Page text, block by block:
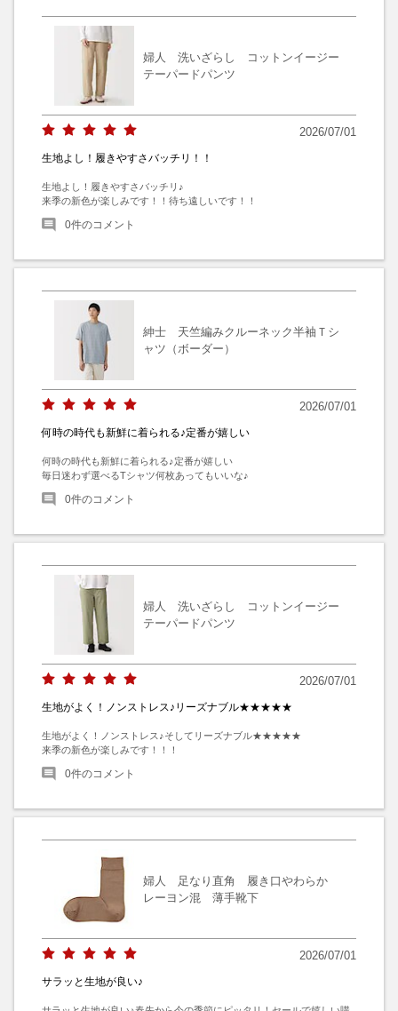
婦人 洗いざらし コットンイージー
テーパードパンツ
2026/07/01
生地よし！履きやすさバッチリ！！
生地よし！履きやすさバッチリ♪
来季の新色が楽しみです！！待ち遠しいです！！
0件のコメント
紳士 天竺編みクルーネック半袖Ｔシ
ャツ（ボーダー）
2026/07/01
何時の時代も新鮮に着られる♪定番が嬉しい
何時の時代も新鮮に着られる♪定番が嬉しい
毎日迷わず選べるTシャツ何枚あってもいいな♪
0件のコメント
婦人 洗いざらし コットンイージー
テーパードパンツ
2026/07/01
生地がよく！ノンストレス♪リーズナブル★★★★★
生地がよく！ノンストレス♪そしてリーズナブル★★★★★
来季の新色が楽しみです！！！
0件のコメント
婦人 足なり直角 履き口やわらか
レーヨン混 薄手靴下
2026/07/01
サラッと生地が良い♪